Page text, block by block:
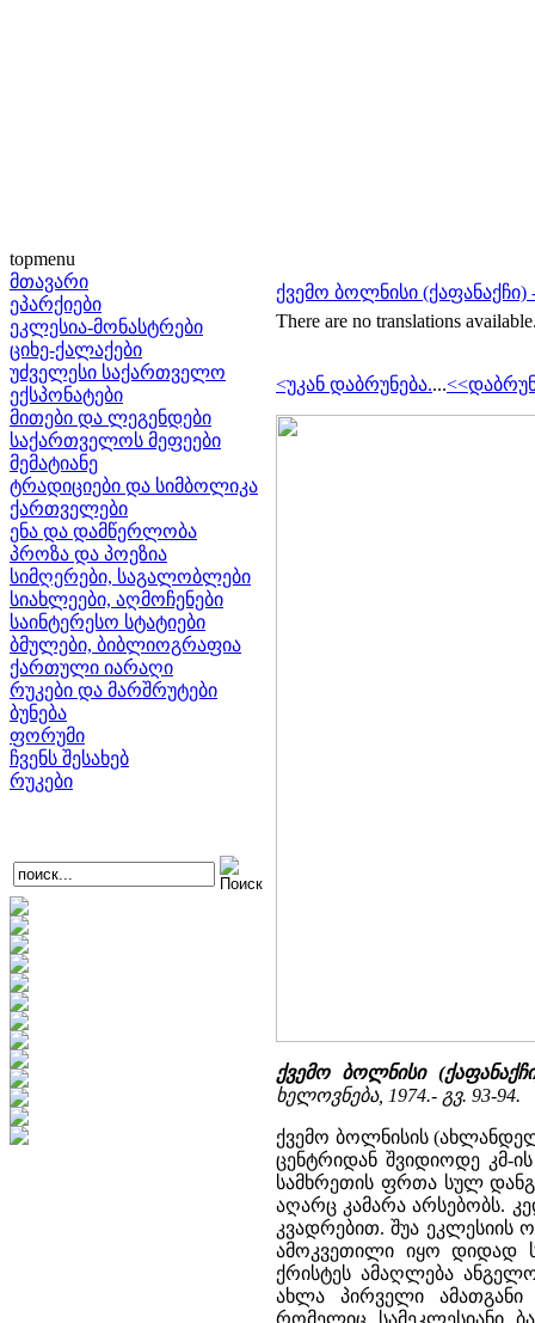
topmenu
მთავარი
ეპარქიები
ეკლესია-მონასტრები
ციხე-ქალაქები
უძველესი საქართველო
ექსპონატები
მითები და ლეგენდები
საქართველოს მეფეები
მემატიანე
ტრადიციები და სიმბოლიკა
ქართველები
ენა და დამწერლობა
პროზა და პოეზია
სიმღერები, საგალობლები
სიახლეები, აღმოჩენები
საინტერესო სტატიები
ბმულები, ბიბლიოგრაფია
ქართული იარაღი
რუკები და მარშრუტები
ბუნება
ფორუმი
ჩვენს შესახებ
რუკები
ქვემო ბოლნისი (ქაფანაქჩი)
There are no translations
<უკან დაბრუნება....
ქვემო ბოლნისი
ხელოვნება, 1974.- გვ. 93-94.
ქვემო ბოლნისის
ცენტრიდან შვიდიოდე კმ-
სამხრეთის ფრთა სულ
აღარც კამარა არსებობს.
კვადრებით. შუა ეკლესიის
ამოკვეთილი იყო დიდად
ქრისტეს ამაღლება
ახლა პირველი ამათგანი
რომელიც სამეკლესიანი